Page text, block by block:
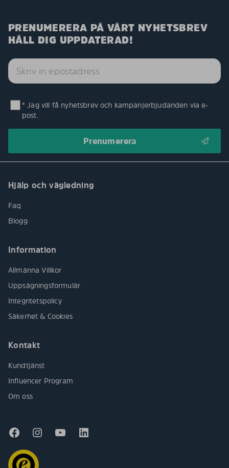
PRENUMERERA PÅ VÅRT NYHETSBREV
HÅLL DIG UPPDATERAD!
* Jag vill få nyhetsbrev och kampanjerbjudanden via e-
post.
Hjälp och vägledning
Faq
Blogg
Information
Allmänna Villkor
Uppsägningsformulär
Integritetspolicy
Säkerhet & Cookies
Kontakt
Kundtjänst
Influencer Program
Om oss